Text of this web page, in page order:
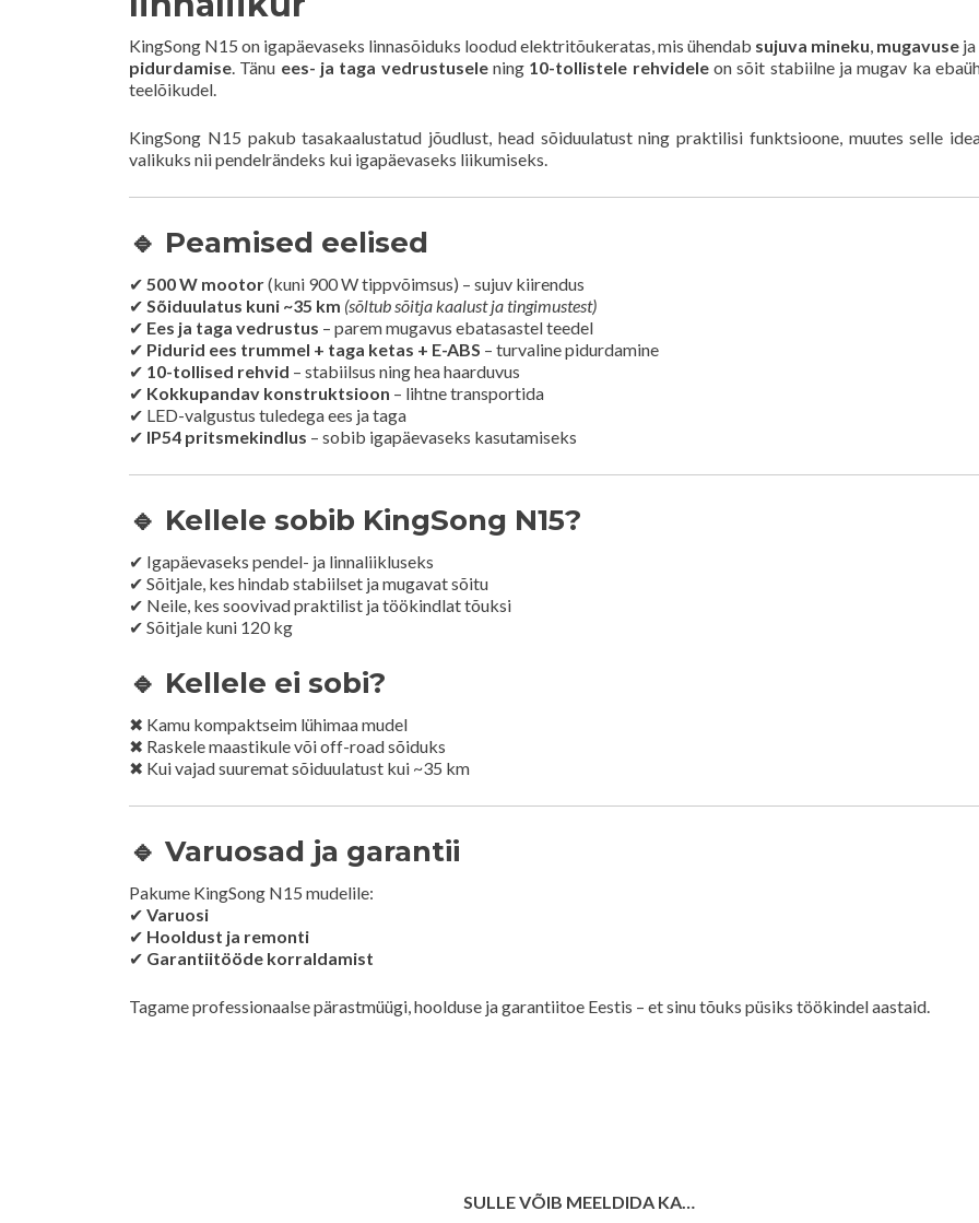
KingSong N15 on igapäevaseks linnasõiduks loodud elektritõukeratas, mis ühendab sujuva mineku, mugavuse ja
pidurdamise. Tänu ees- ja taga vedrustuselening 10-tollistele rehvideleon sõit stabiilne ja mugav ka
teelõikudel.
KingSong N15 pakub tasakaalustatud jõudlust, head sõiduulatust ning praktilisi funktsioone, muutes selle
valikuks nii pendelrändeks kui igapäevaseks liikumiseks.
🔹 Peamised eelised
✔ 500 W mootor(kuni 900 W tippvõimsus) – sujuv kiirendus
✔ Sõiduulatus kuni ~35 km (sõltub sõitja kaalust ja tingimustest)
✔ Ees ja taga vedrustus – parem mugavus ebatasastel teedel
✔ Pidurid ees trummel + taga ketas + E-ABS – turvaline pidurdamine
✔ 10-tollised rehvid – stabiilsus ning hea haarduvus
✔ Kokkupandav konstruktsioon – lihtne transportida
✔ LED-valgustus tuledega ees ja taga
✔ IP54 pritsmekindlus – sobib igapäevaseks kasutamiseks
🔹 Kellele sobib KingSong N15?
✔ Igapäevaseks pendel- ja linnaliikluseks
✔ Sõitjale, kes hindab stabiilset ja mugavat sõitu
✔ Neile, kes soovivad praktilist ja töökindlat tõuksi
✔ Sõitjale kuni 120 kg
🔹 Kellele ei sobi?
✖ Kamu kompaktseim lühimaa mudel
✖ Raskele maastikule või off-road sõiduks
✖ Kui vajad suuremat sõiduulatust kui ~35 km
🔹 Varuosad ja garantii
Pakume KingSong N15 mudelile:
✔ Varuosi
✔ Hooldust ja remonti
✔ Garantiitööde korraldamist
Tagame professionaalse pärastmüügi, hoolduse ja garantiitoe Eestis – et sinu tõuks püsiks töökindel aastaid.
SULLE VÕIB MEELDIDA KA…